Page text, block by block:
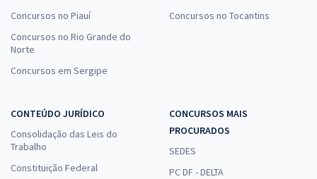
Concursos no Piauí
Concursos no Rio Grande do
Norte
Concursos em Sergipe
Concursos no Tocantins
CONTEÚDO JURÍDICO
Consolidação das Leis do
Trabalho
Constituição Federal
CONCURSOS MAIS
PROCURADOS
SEDES
PC DF - DELTA